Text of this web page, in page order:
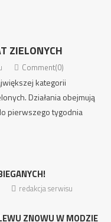
ZIELONYCH
Comment(0)
kategorii
Działania obejmują
pierwszego tygodnia
redakcja serwisu
ZNOWU W MODZIE